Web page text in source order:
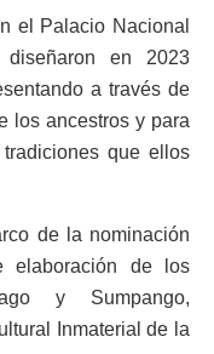
el Palacio Nacional
en 2023
a través de
los ancestros y para
que ellos
de la nominación
elaboración de los
y Sumpango,
Inmaterial de la